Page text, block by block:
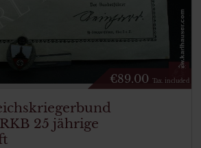
€89.00 Tax. included
25 jährige